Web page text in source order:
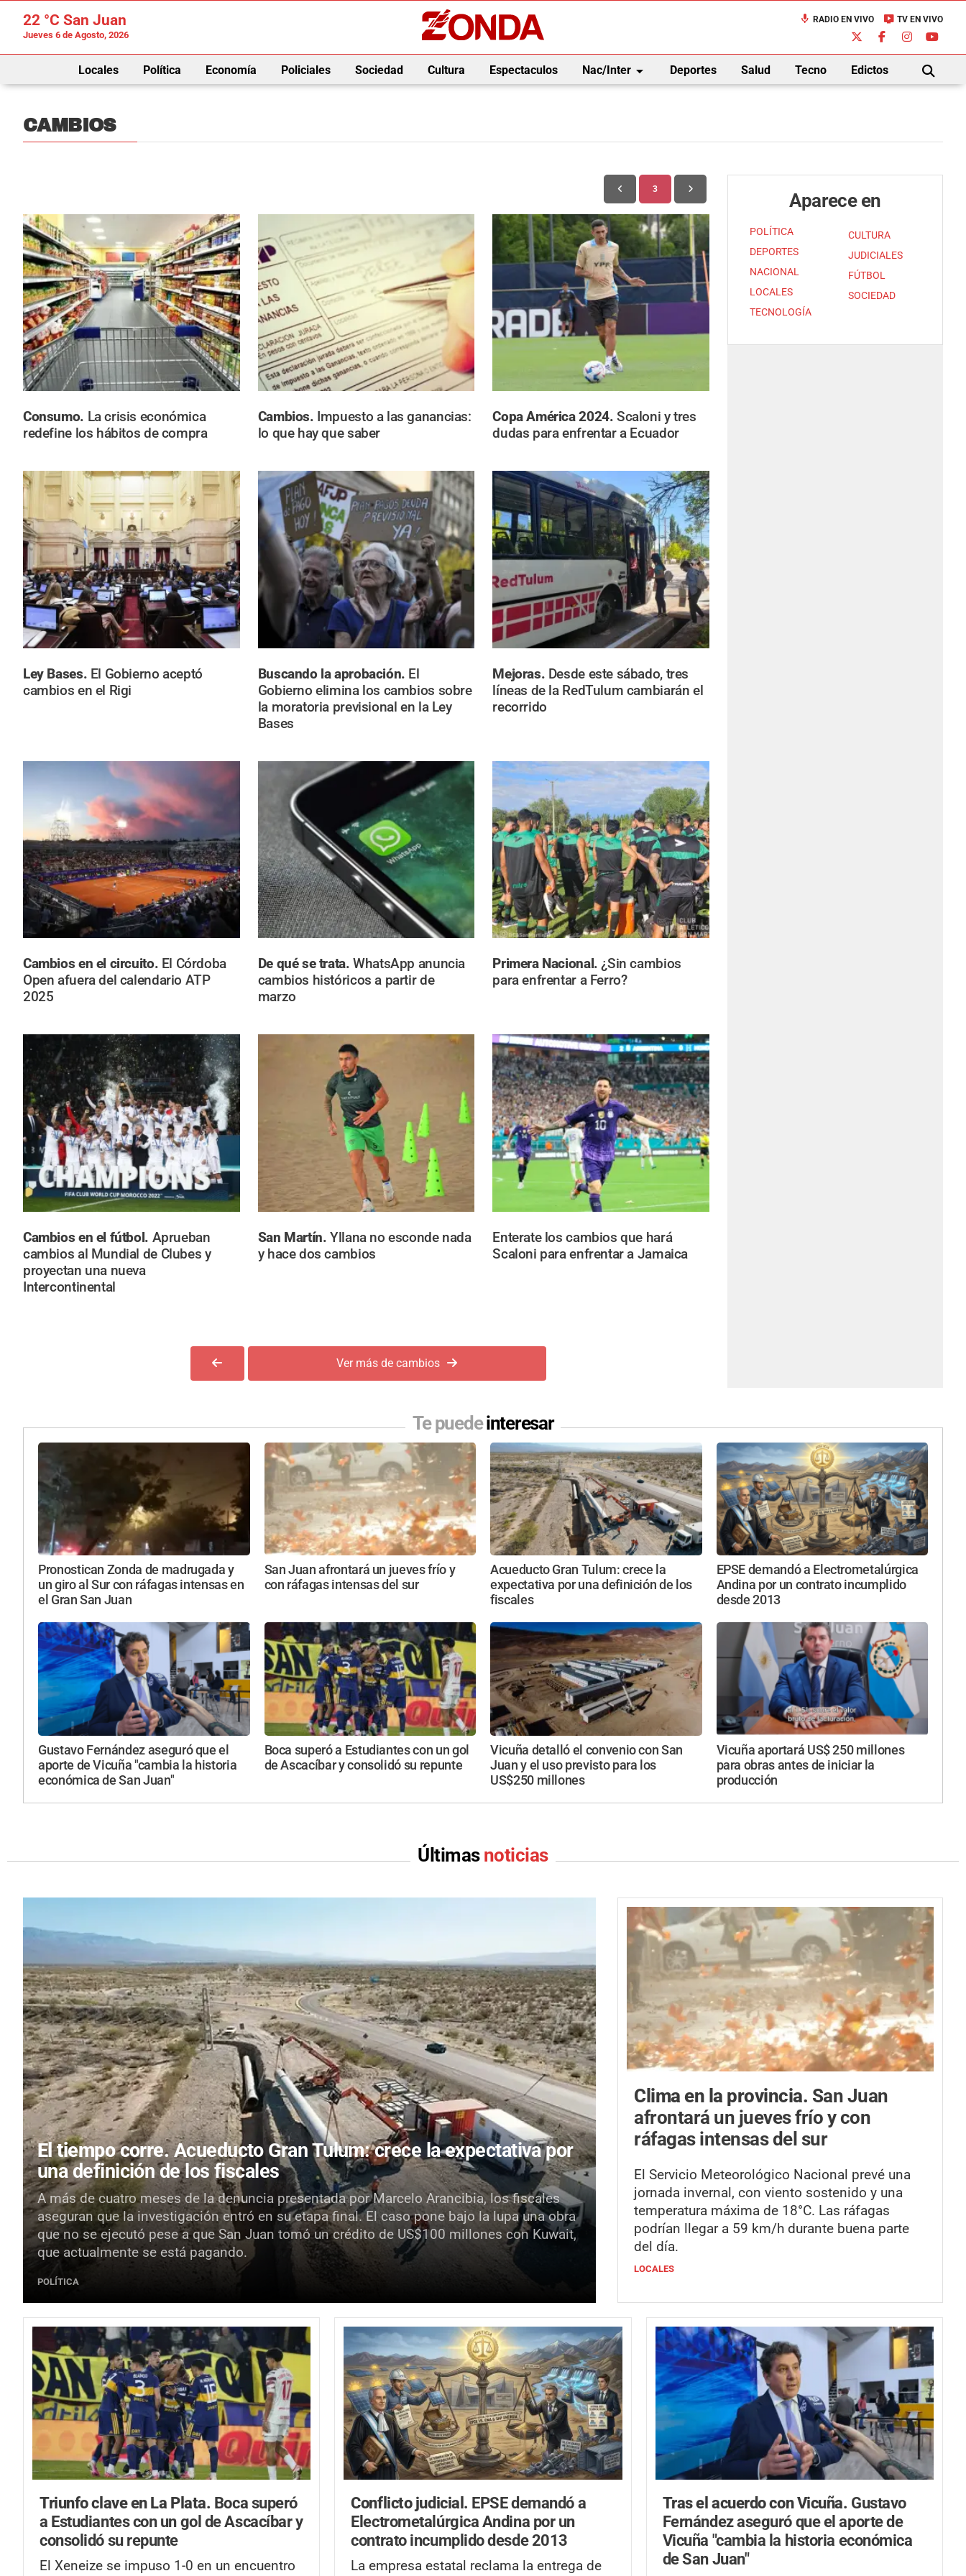
22 °C San Juan
Jueves 6 de Agosto, 2026
mic RADIO EN VIVO live_tv TV EN VIVO
Locales Política Economía Policiales Sociedad Cultura Espectaculos Nac/Interarrow_drop_down Deportes Salud Tecno Edictos
BUSCAR
CAMBIOS
3
Consumo. La crisis económica
redefine los hábitos de compra
Cambios. Impuesto a las ganancias:
lo que hay que saber
Copa América 2024.Scaloni y tres
dudas para enfrentar a Ecuador
Ley Bases. El Gobierno aceptó
cambios en el Rigi
Buscando la aprobación. El
Gobierno elimina los cambios sobre
la moratoria previsional en la Ley
Bases
Mejoras. Desde este sábado, tres
líneas de la RedTulum cambiarán el
recorrido
Cambios en el circuito. El Córdoba
Open afuera del calendario ATP
2025
De qué se trata.WhatsApp anuncia
cambios históricos a partir de
marzo
Primera Nacional.¿Sin cambios
para enfrentar a Ferro?
Cambios en el fútbol. Aprueban
cambios al Mundial de Clubes y
proyectan una nueva
Intercontinental
San Martín.Yllana no esconde nada
y hace dos cambios
Enterate los cambios que hará
Scaloni para enfrentar a Jamaica
Ver más de cambios
Aparece en
POLÍTICA
DEPORTES
NACIONAL
LOCALES
TECNOLOGÍA
CULTURA
JUDICIALES
FÚTBOL
SOCIEDAD
Te puedeinteresar
Pronostican Zonda de madrugada y
un giro al Sur con ráfagas intensas en
el Gran San Juan
San Juan afrontará un jueves frío y
con ráfagas intensas del sur
Acueducto Gran Tulum: crece la
expectativa por una definición de los
fiscales
EPSE demandó a Electrometalúrgica
Andina por un contrato incumplido
desde 2013
Gustavo Fernández aseguró que el
aporte de Vicuña "cambia la historia
económica de San Juan"
Boca superó a Estudiantes con un gol
de Ascacíbar y consolidó su repunte
Vicuña detalló el convenio con San
Juan y el uso previsto para los
US$250 millones
Vicuña aportará US$ 250 millones
para obras antes de iniciar la
producción
Últimas noticias
El tiempo corre.Acueducto Gran Tulum: crece la expectativa por
una definición de los fiscales
A más de cuatro meses de la denuncia presentada por Marcelo Arancibia, los fiscales
aseguran que la investigación entró en su etapa final. El caso pone bajo la lupa una obra
que no se ejecutó pese a que San Juan tomó un crédito de US$100 millones con Kuwait,
que actualmente se está pagando.
POLÍTICA
Clima en la provincia. San Juan
afrontará un jueves frío y con
ráfagas intensas del sur
El Servicio Meteorológico Nacional prevé una
jornada invernal, con viento sostenido y una
temperatura máxima de 18°C. Las ráfagas
podrían llegar a 59 km/h durante buena parte
del día.
LOCALES
Triunfo clave en La Plata. Boca superó
a Estudiantes con un gol de Ascacíbar y
consolidó su repunte
El Xeneize se impuso 1-0 en un encuentro
Conflicto judicial. EPSE demandó a
Electrometalúrgica Andina por un
contrato incumplido desde 2013
La empresa estatal reclama la entrega de
Tras el acuerdo con Vicuña. Gustavo
Fernández aseguró que el aporte de
Vicuña "cambia la historia económica
de San Juan"